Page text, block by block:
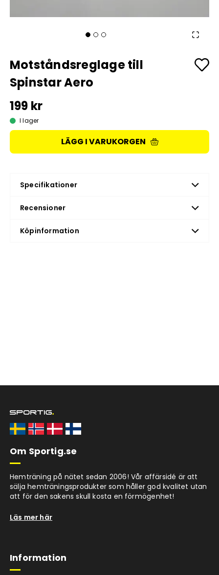
Motståndsreglage till
Spinstar Aero
199 kr
I lager
LÄGG I VARUKORGEN
Specifikationer
Recensioner
Köpinformation
Om Sportig.se
Hemträning på nätet sedan 2006! Vår affärsidé är att
sälja hemträningsprodukter som håller god kvalitet utan
att för den sakens skull kosta en förmögenhet!
Läs mer här
Information